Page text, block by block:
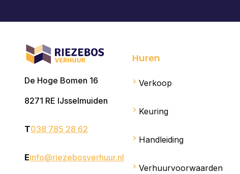
De Hoge Bomen 16
8271 RE IJsselmuiden
T038 785 28 62
Einfo@riezebosverhuur.nl
Huren
Verkoop
Keuring
Handleiding
Verhuurvoorwaarden